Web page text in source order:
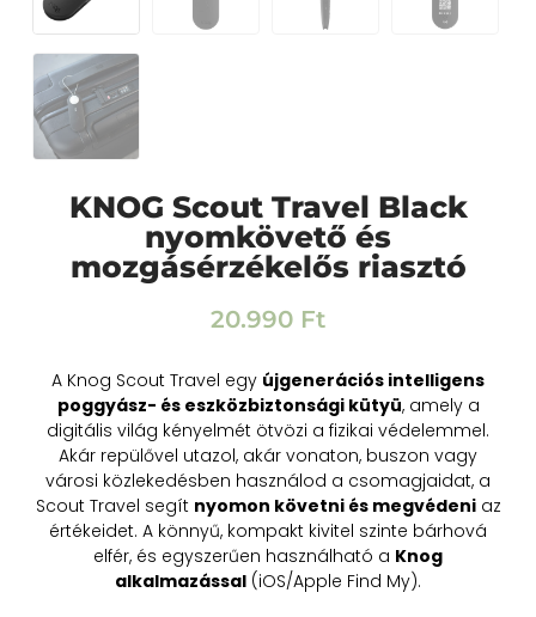
KNOG Scout Travel Black
nyomkövető és
mozgásérzékelős riasztó
20.990 Ft
A Knog Scout Travel egy újgenerációs intelligens
poggyász- és eszközbiztonsági kütyü, amely a
digitális világ kényelmét ötvözi a fizikai védelemmel.
Akár repülővel utazol, akár vonaton, buszon vagy
városi közlekedésben használod a csomagjaidat, a
Scout Travel segít nyomon követni és megvédeniaz
értékeidet. A könnyű, kompakt kivitel szinte bárhová
elfér, és egyszerűen használható a Knog
alkalmazással (iOS/Apple Find My).